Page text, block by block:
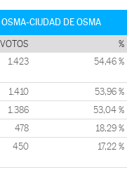
CIUDAD DE OSMA
VOTOS %
1.423 54,46 %
1.410 53,96 %
1.386 53,04 %
478 18,29 %
450 17,22 %